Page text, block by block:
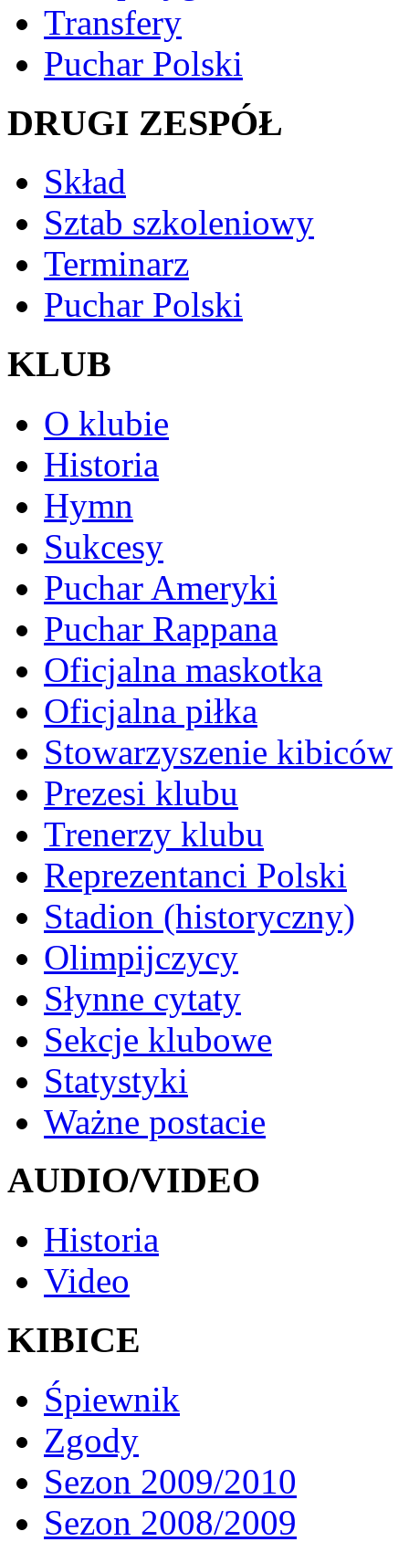
Transfery
Puchar Polski
DRUGI ZESPÓŁ
Skład
Sztab szkoleniowy
Terminarz
Puchar Polski
KLUB
O klubie
Historia
Hymn
Sukcesy
Puchar Ameryki
Puchar Rappana
Oficjalna maskotka
Oficjalna piłka
Stowarzyszenie kibiców
Prezesi klubu
Trenerzy klubu
Reprezentanci Polski
Stadion (historyczny)
Olimpijczycy
Słynne cytaty
Sekcje klubowe
Statystyki
Ważne postacie
AUDIO/VIDEO
Historia
Video
KIBICE
Śpiewnik
Zgody
Sezon 2009/2010
Sezon 2008/2009